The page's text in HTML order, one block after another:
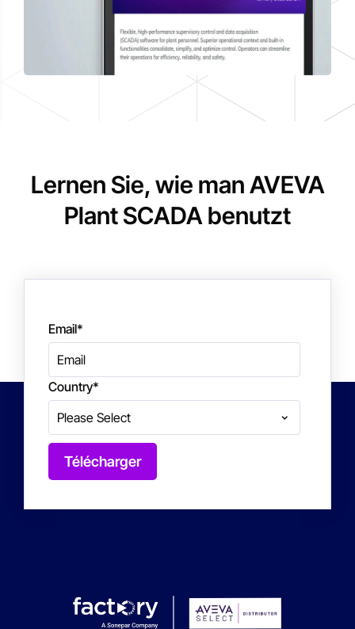
Lernen Sie, wie man AVEVA
Plant SCADA benutzt
Email*
Country*